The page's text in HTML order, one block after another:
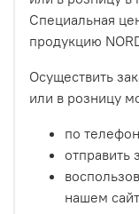
Специальная
продукцию
Осуществить
или в розницу
по
отправить
нашем